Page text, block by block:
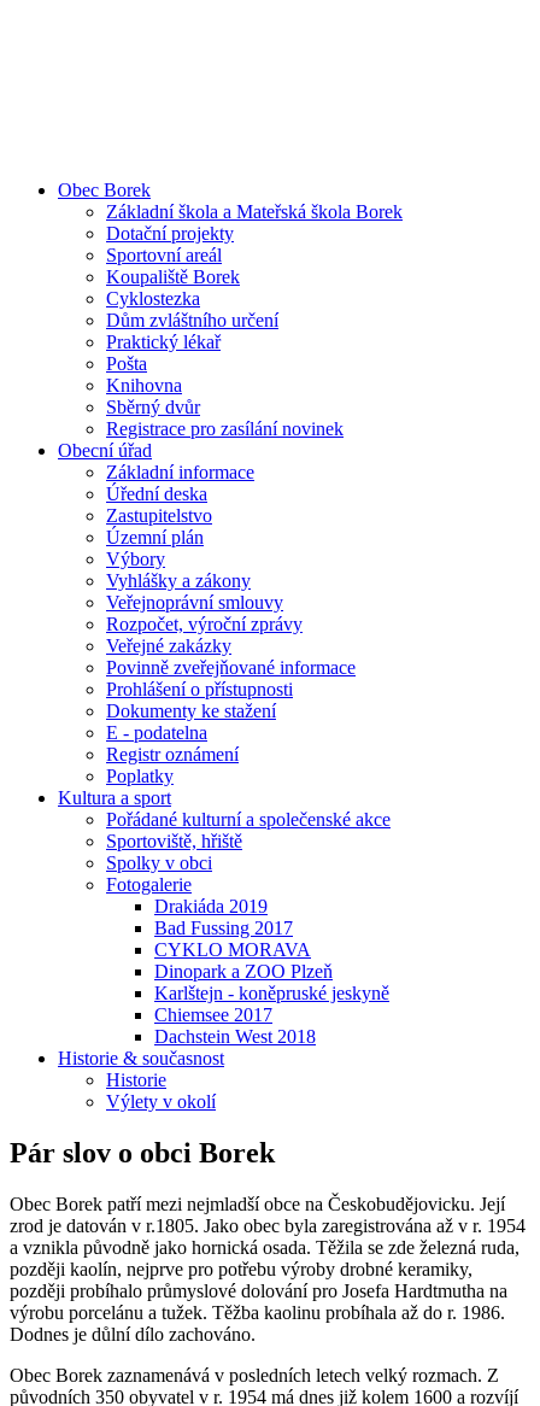
Obec Borek
Základní škola a Mateřská škola Borek
Dotační projekty
Sportovní areál
Koupaliště Borek
Cyklostezka
Dům zvláštního určení
Praktický lékař
Pošta
Knihovna
Sběrný dvůr
Registrace pro zasílání novinek
Obecní úřad
Základní informace
Úřední deska
Zastupitelstvo
Územní plán
Výbory
Vyhlášky a zákony
Veřejnoprávní smlouvy
Rozpočet, výroční zprávy
Veřejné zakázky
Povinně zveřejňované informace
Prohlášení o přístupnosti
Dokumenty ke stažení
E - podatelna
Registr oznámení
Poplatky
Kultura a sport
Pořádané kulturní a společenské akce
Sportoviště, hřiště
Spolky v obci
Fotogalerie
Drakiáda 2019
Bad Fussing 2017
CYKLO MORAVA
Dinopark a ZOO Plzeň
Karlštejn - koněpruské jeskyně
Chiemsee 2017
Dachstein West 2018
Historie & současnost
Historie
Výlety v okolí
Pár slov o obci Borek
Obec Borek patří mezi nejmladší obce na Českobudějovicku. Její
zrod je datován v r.1805. Jako obec byla zaregistrována až v r. 1954
a vznikla původně jako hornická osada. Těžila se zde železná ruda,
později kaolín, nejprve pro potřebu výroby drobné keramiky,
později probíhalo průmyslové dolování pro Josefa Hardtmutha na
výrobu porcelánu a tužek. Těžba kaolinu probíhala až do r. 1986.
Dodnes je důlní dílo zachováno.
Obec Borek zaznamenává v posledních letech velký rozmach. Z
původních 350 obyvatel v r. 1954 má dnes již kolem 1600 a rozvíjí